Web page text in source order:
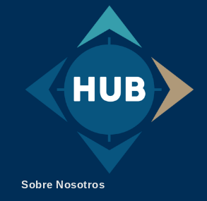
Sobre Nosotros